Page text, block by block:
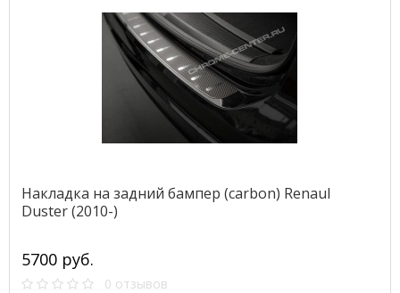
Накладка на задний бампер (carbon) Renaul
Duster (2010-)
5700 руб.
0 отзывов